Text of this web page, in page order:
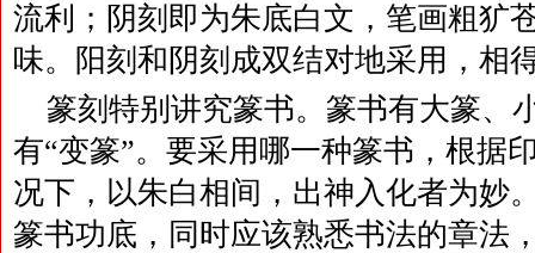
流利；阴刻即为朱底白文，笔画粗犷
味。阳刻和阴刻成双结对地采用，相
篆刻特别讲究篆书。篆书有大篆、
有“变篆”。要采用哪一种篆书，根据
况下，以朱白相间，出神入化者为妙
篆书功底，同时应该熟悉书法的章法